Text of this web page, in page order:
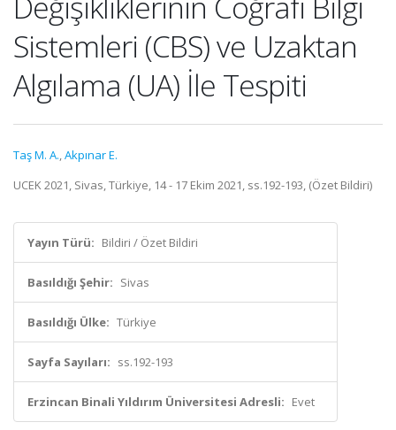
Sistemleri (CBS) ve Uzaktan
Algılama (UA) İle Tespiti
Taş M. A.,Akpınar E.
UCEK 2021, Sivas, Türkiye, 14 - 17 Ekim 2021, ss.192-193, (Özet Bildiri)
Yayın Türü: Bildiri / Özet Bildiri
Basıldığı Şehir: Sivas
Basıldığı Ülke: Türkiye
Sayfa Sayıları: ss.192-193
Erzincan Binali Yıldırım Üniversitesi Adresli: Evet